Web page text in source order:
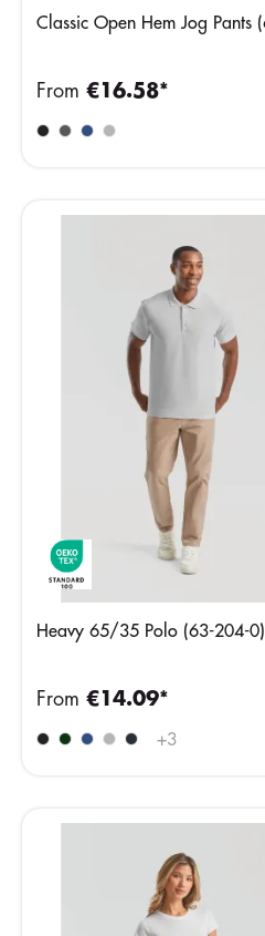
Classic Open Hem Jog Pants
From €16.58*
Heavy 65/35 Polo (63-204-0)
+3
From €14.09*